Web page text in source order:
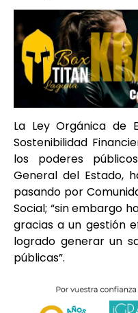
La Ley Orgánica de
Sostenibilidad
los poderes
General del Estado,
pasando por
Social; “sin embargo
gracias a un gestión
logrado generar un
públicas”.